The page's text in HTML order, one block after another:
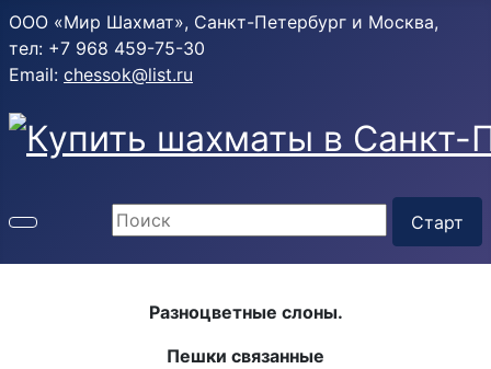
ООО «Мир Шахмат», Санкт-Петербург и Москва,
тел: +7 968 459-75-30
Email: chessok@list.ru
Разноцветные слоны.
Пешки связанные